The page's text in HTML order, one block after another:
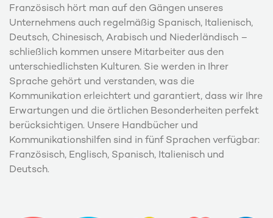
Französisch hört man auf den Gängen unseres
Unternehmens auch regelmäßig Spanisch, Italienisch,
Deutsch, Chinesisch, Arabisch und Niederländisch –
schließlich kommen unsere Mitarbeiter aus den
unterschiedlichsten Kulturen. Sie werden in Ihrer
Sprache gehört und verstanden, was die
Kommunikation erleichtert und garantiert, dass wir Ihre
Erwartungen und die örtlichen Besonderheiten perfekt
berücksichtigen. Unsere Handbücher und
Kommunikationshilfen sind in fünf Sprachen verfügbar:
Französisch, Englisch, Spanisch, Italienisch und
Deutsch.